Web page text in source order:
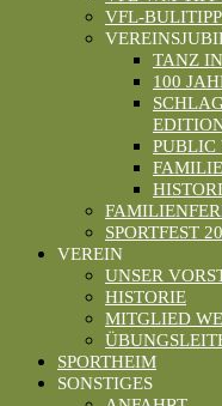
VFL-
TANZ
100
PUBLIC
SPORTFEST
VEREIN
UNSER
HISTORIE
MITGLIED
SPORTHEIM
SONSTIGES